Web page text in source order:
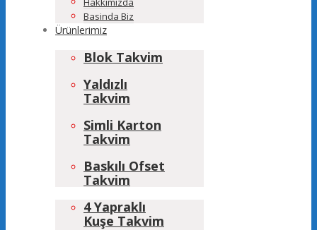
Basinda Biz
Ürünlerimiz
Blok Takvim
Yaldızlı
Takvim
Simli Karton
Takvim
Baskılı Ofset
Takvim
4 Yapraklı
Kuşe Takvim